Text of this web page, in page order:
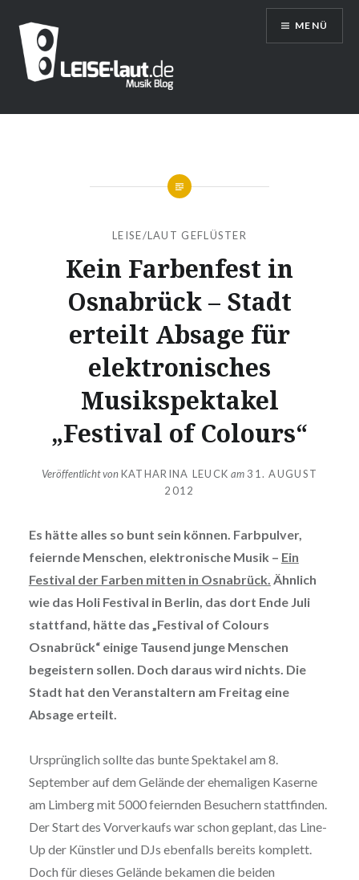
zum
Inhalt
LEISE/laut – Musik Blog
MENÜ
LEISE/LAUT GEFLÜSTER
Kein Farbenfest in
Osnabrück – Stadt
erteilt Absage für
elektronisches
Musikspektakel
„Festival of Colours“
Veröffentlicht vonKATHARINA LEUCK am 31. AUGUST
2012
Es hätte alles so bunt sein können. Farbpulver,
feiernde Menschen, elektronische Musik – Ein
Festival der Farben mitten in Osnabrück. Ähnlich
wie das Holi Festival in Berlin, das dort Ende Juli
stattfand, hätte das „Festival of Colours
Osnabrück“ einige Tausend junge Menschen
begeistern sollen. Doch daraus wird nichts. Die
Stadt hat den Veranstaltern am Freitag eine
Absage erteilt.
Ursprünglich sollte das bunte Spektakel am 8.
September auf dem Gelände der ehemaligen Kaserne
am Limberg mit 5000 feiernden Besuchern stattfinden.
Der Start des Vorverkaufs war schon geplant, das Line-
Up der Künstler und DJs ebenfalls bereits komplett.
Doch für dieses Gelände bekamen die beiden